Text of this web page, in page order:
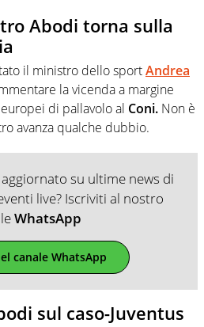
Abodi torna sulla
il ministro dello sportAndrea
la vicenda a margine
di pallavolo al Coni. Non è
avanza qualche dubbio.
su ultime news di
live? Iscriviti al nostro
WhatsApp
canale WhatsApp
sul caso-Juventus